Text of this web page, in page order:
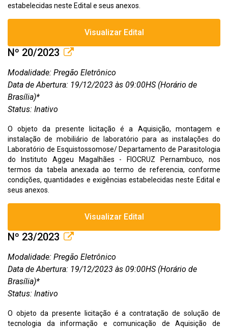
estabelecidas neste Edital e seus anexos.
Visualizar Edital
Nº 20/2023
Modalidade: Pregão Eletrônico
Data de Abertura: 19/12/2023 às 09:00HS (Horário de
Brasília)*
Status: Inativo
O objeto da presente licitação é a Aquisição, montagem e
instalação de mobiliário de laboratório para as instalações do
Laboratório de Esquistossomose/ Departamento de Parasitologia
do Instituto Aggeu Magalhães - FIOCRUZ Pernambuco, nos
termos da tabela anexada ao termo de referencia, conforme
condições, quantidades e exigências estabelecidas neste Edital e
seus anexos.
Visualizar Edital
Nº 23/2023
Modalidade: Pregão Eletrônico
Data de Abertura: 19/12/2023 às 09:00HS (Horário de
Brasília)*
Status: Inativo
O objeto da presente licitação é a contratação de solução de
tecnologia da informação e comunicação de Aquisição de